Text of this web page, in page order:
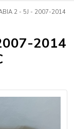
2 - 5J - 2007-2014
2014